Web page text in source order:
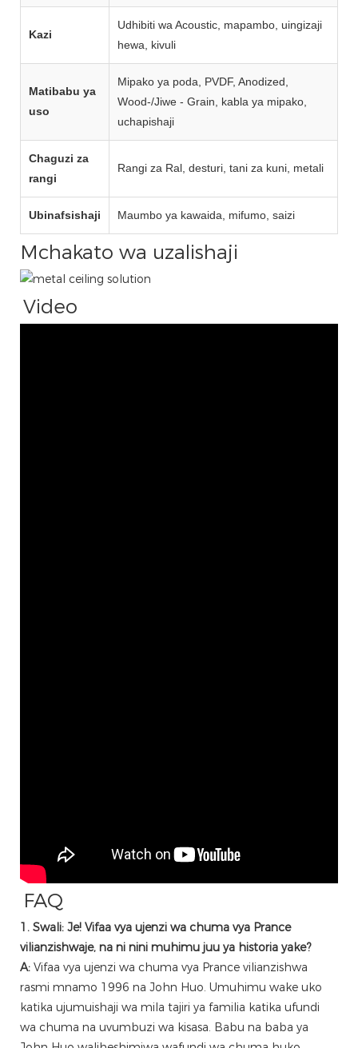
Kazi
Udhibiti wa Acoustic, mapambo, uingizaji
hewa, kivuli
Matibabu ya
uso
Mipako ya poda, PVDF, Anodized,
Wood‑/Jiwe - Grain, kabla ya mipako,
uchapishaji
Chaguzi za
rangi
Rangi za Ral, desturi, tani za kuni, metali
Ubinafsishaji Maumbo ya kawaida, mifumo, saizi
Mchakato wa uzalishaji
Video
FAQ
1. Swali: Je! Vifaa vya ujenzi wa chuma vya Prance
vilianzishwaje, na ni nini muhimu juu ya historia yake?
A: Vifaa vya ujenzi wa chuma vya Prance vilianzishwa
rasmi mnamo 1996 na John Huo. Umuhimu wake uko
katika ujumuishaji wa mila tajiri ya familia katika ufundi
wa chuma na uvumbuzi wa kisasa. Babu na baba ya